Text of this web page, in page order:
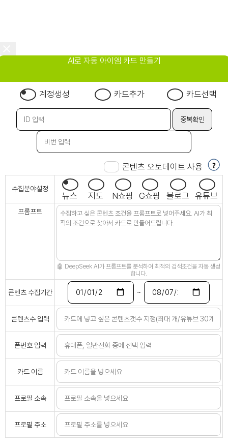
AI로 자동 아이엠 카드 만들기
계정생성 카드추가 카드선택
콘텐츠 오토데이트 사용
수집분야설정
뉴스 지도 N쇼핑 G쇼핑 블로그 유튜브
프롬프트
🤖 DeepSeek AI가 프롬프트를 분석하여 최적의 검색조건을 자동 생성
합니다.
콘텐츠 수집기간 ~
콘텐츠수 입력
폰번호 입력
카드 이름
프로필 소속
프로필 주소